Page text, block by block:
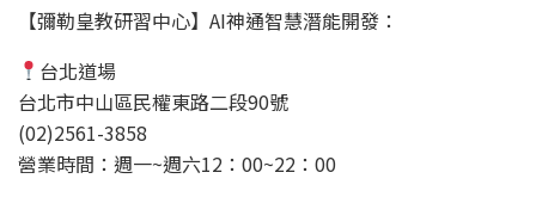
【彌勒皇教研習中心】AI神通智慧潛能開發：
台北道場
台北市中山區民權東路二段90號
(02)2561-3858
營業時間：週一~週六12：00~22：00